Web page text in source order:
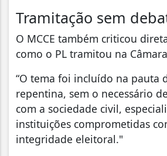
Tramitação sem
O MCCE também criticou
como o PL tramitou na
“O tema foi incluído na pauta
repentina, sem o necessário
com a sociedade civil,
instituições comprometidas
integridade eleitoral."